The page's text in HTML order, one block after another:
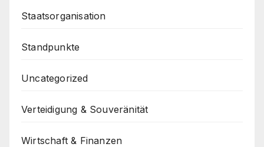
Staatsorganisation
Standpunkte
Uncategorized
Verteidigung & Souveränität
Wirtschaft & Finanzen